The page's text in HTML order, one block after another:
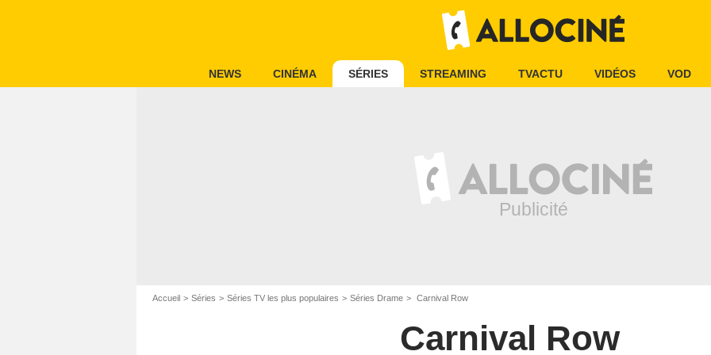
NEWS CINÉMA SÉRIES STREAMING TVACTU VIDÉOS VOD
Accueil Séries Séries TV les plus populaires Séries Drame Carnival Row
Carnival Row